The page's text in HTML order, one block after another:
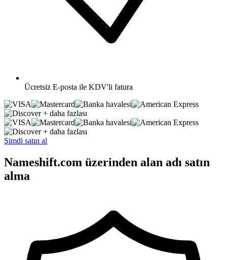
Ücretsiz E-posta ile KDV'li fatura
+ daha fazlası
+ daha fazlası
Şimdi satın al
Nameshift.com üzerinden alan adı satın
alma